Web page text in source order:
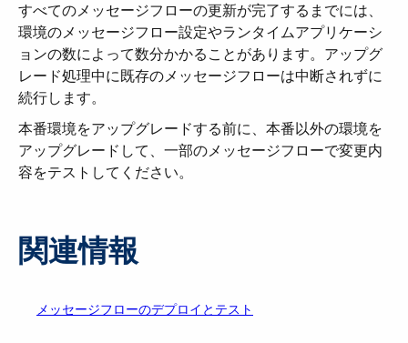
すべてのメッセージフローの更新が完了するまでには、
環境のメッセージフロー設定やランタイムアプリケーシ
ョンの数によって数分かかることがあります。アップグ
レード処理中に既存のメッセージフローは中断されずに
続行します。
本番環境をアップグレードする前に、本番以外の環境を
アップグレードして、一部のメッセージフローで変更内
容をテストしてください。
関連情報
メッセージフローのデプロイとテスト